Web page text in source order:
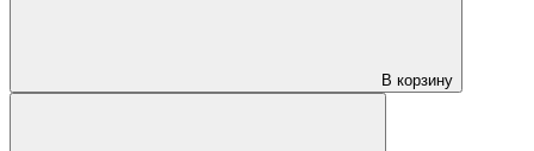
В корзину